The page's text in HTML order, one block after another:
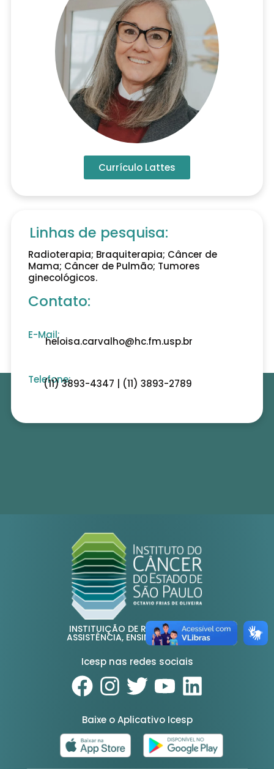
Currículo Lattes
Linhas de pesquisa:
Radioterapia; Braquiterapia; Câncer de
Mama; Câncer de Pulmão; Tumores
ginecológicos.
Contato:
E-Mail:
heloisa.carvalho@hc.fm.usp.br
Telefone:
(11) 3893-4347 | (11) 3893-2789
INSTITUIÇÃO DE REFERÊNCIA EM
ASSISTÊNCIA, ENSINO E PESQUISA
Icesp nas redes sociais
Baixe o Aplicativo Icesp